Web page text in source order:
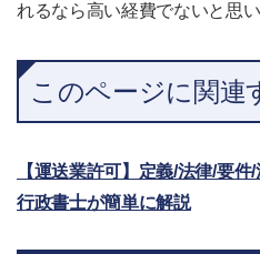
れるなら高い経費でないと思
このページに関連
【運送業許可】定義/法律/要
行政書士が簡単に解説